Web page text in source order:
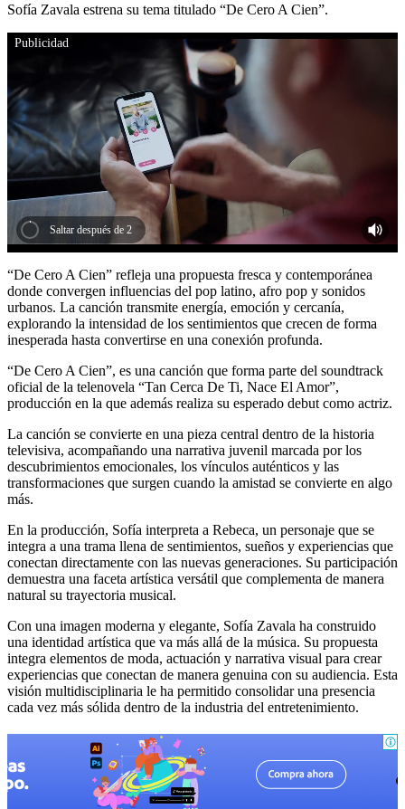
Sofía Zavala estrena su tema titulado “De Cero A Cien”.
Publicidad
Saltar después de 1
“De Cero A Cien” refleja una propuesta fresca y contemporánea
donde convergen influencias del pop latino, afro pop y sonidos
urbanos. La canción transmite energía, emoción y cercanía,
explorando la intensidad de los sentimientos que crecen de forma
inesperada hasta convertirse en una conexión profunda.
“De Cero A Cien”, es una canción que forma parte del soundtrack
oficial de la telenovela “Tan Cerca De Ti, Nace El Amor”,
producción en la que además realiza su esperado debut como actriz.
La canción se convierte en una pieza central dentro de la historia
televisiva, acompañando una narrativa juvenil marcada por los
descubrimientos emocionales, los vínculos auténticos y las
transformaciones que surgen cuando la amistad se convierte en algo
más.
En la producción, Sofía interpreta a Rebeca, un personaje que se
integra a una trama llena de sentimientos, sueños y experiencias que
conectan directamente con las nuevas generaciones. Su participación
demuestra una faceta artística versátil que complementa de manera
natural su trayectoria musical.
Con una imagen moderna y elegante, Sofía Zavala ha construido
una identidad artística que va más allá de la música. Su propuesta
integra elementos de moda, actuación y narrativa visual para crear
experiencias que conectan de manera genuina con su audiencia. Esta
visión multidisciplinaria le ha permitido consolidar una presencia
cada vez más sólida dentro de la industria del entretenimiento.